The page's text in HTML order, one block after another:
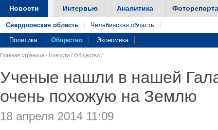
Новости Интервью Аналитика
Свердловская область Челябинская область
Политика Общество Экономика
Главная страница / Новости / Общество /
Ученые нашли в нашей
очень похожую на Землю
18 апреля 2014 11:09